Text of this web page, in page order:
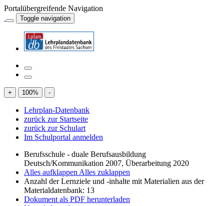
Portalübergreifende Navigation
Toggle navigation
+ 100% -
Lehrplan-Datenbank
zurück zur Startseite
zurück zur Schulart
Im Schulportal anmelden
Berufsschule - duale Berufsausbildung
Deutsch/Kommunikation 2007, Überarbeitung 2020
Alles aufklappen Alles zuklappen
Anzahl der Lernziele und -inhalte mit Materialien aus der
Materialdatenbank: 13
Dokument als PDF herunterladen